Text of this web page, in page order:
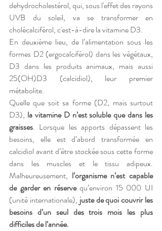
dehydrocholestérol, qui, sous l'effet des rayons
UVB du soleil, va se transformer en
cholécalciférol, c'est-à-dire la vitamine D3.
En deuxième lieu, de l’alimentation sous les
formes D2 (ergocalciférol) dans les végétaux,
D3 dans les produits animaux, mais aussi
25(OH)D3 (calcidiol), leur premier
métabolite.
Quelle que soit sa forme (D2, mais surtout
D3), la vitamine D n’est soluble que dans les
graisses. Lorsque les apports dépassent les
besoins, elle est d’abord transformée en
calcidiol avant d’être stockée sous cette forme
dans les muscles et le tissu adipeux.
Malheureusement, l’organisme n’est capable
de garder en réserve qu’environ 15 000 UI
(unité internationale), juste de quoi couvrir les
besoins d’un seul des trois mois les plus
difficiles de l’année.